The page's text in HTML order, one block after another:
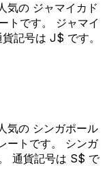
気の ジャマイカド
トです。 ジャマイ
記号は J$ です。
気の シンガポール
ートです。 シンガ
通貨記号は S$ で